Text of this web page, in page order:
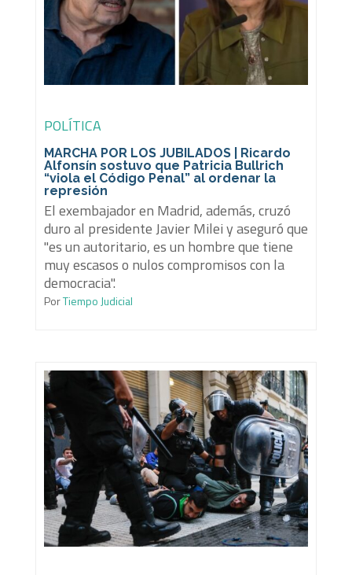
POLÍTICA
MARCHA POR LOS JUBILADOS | Ricardo
Alfonsín sostuvo que Patricia Bullrich
“viola el Código Penal” al ordenar la
represión
El exembajador en Madrid, además, cruzó
duro al presidente Javier Milei y aseguró que
"es un autoritario, es un hombre que tiene
muy escasos o nulos compromisos con la
democracia".
PorTiempo Judicial